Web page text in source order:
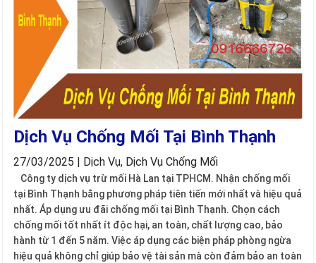
Dịch Vụ Chống Mối Tại Bình Thạnh
27/03/2025 | Dịch Vụ, Dịch Vụ Chống Mối
Công ty dịch vụ trừ mối Hà Lan tại TPHCM. Nhận chống mối
tại Bình Thạnh bằng phương pháp tiên tiến mới nhất và hiệu quả
nhất. Áp dụng ưu đãi chống mối tại Bình Thạnh. Chọn cách
chống mối tốt nhất ít độc hại, an toàn, chất lượng cao, bảo
hành từ 1 đến 5 năm. Việc áp dụng các biện pháp phòng ngừa
hiệu quả không chỉ giúp bảo vệ tài sản mà còn đảm bảo an toàn